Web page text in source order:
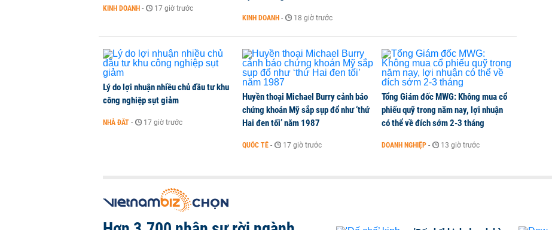
'Đế chế’ kinh doanh hàng xa xỉ của Lý Nhã Kỳ: Từ phân phối, thiết kế kim cương đến
thời trang, phụ kiện cao cấp
KINH DOANH - 1 phút trước
KINH DOANH - 17 giờ trước
KINH DOANH - 18 giờ trước
Lý do lợi nhuận nhiều chủ đầu tư khu
công nghiệp sụt giảm
NHÀ ĐẤT - 17 giờ trước
Huyền thoại Michael Burry cảnh báo
chứng khoán Mỹ sắp sụp đổ như ‘thứ
Hai đen tối’ năm 1987
QUỐC TẾ - 17 giờ trước
Tổng Giám đốc MWG: Không mua cổ
phiếu quỹ trong năm nay, lợi nhuận
có thể về đích sớm 2-3 tháng
DOANH NGHIỆP - 13 giờ trước